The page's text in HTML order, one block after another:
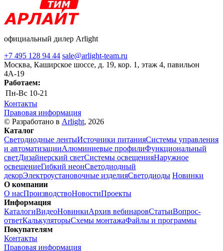
официальный дилер Arlight
+7 495 128 94 44 sale@arlight-team.ru
Москва, Каширское шоссе, д. 19, кор. 1, этаж 4, павильон
4А-19
Работаем:
Пн-Вс 10-21
Контакты
Правовая информация
© Разработано в Arlight, 2026
Каталог
Светодиодные лентыИсточники питанияСистемы управления
и автоматизацииАлюминиевые профилиФункциональный
светДизайнерский светСистемы освещенияНаружное
освещениеГибкий неонСветодиодный
декорЭлектроустановочные изделияСветодиоды Новинки
О компании
О насПроизводствоНовостиПроекты
Информация
КаталогиВидеоНовинкиАрхив вебинаровСтатьиВопрос-
ответКалькуляторыСхемы монтажаФайлы и программы
Покупателям
Контакты
Правовая информация